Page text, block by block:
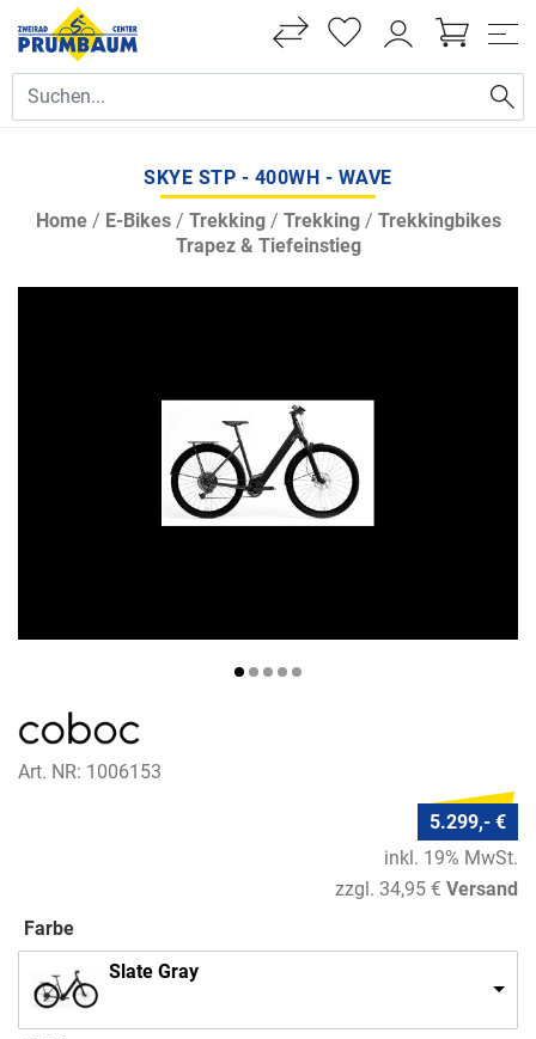
SKYE STP - 400WH - WAVE
Home/ E-Bikes/ Trekking/ Trekking/ Trekkingbikes
Trapez & Tiefeinstieg
Art. NR: 1006153
5.299,- €
inkl. 19% MwSt.
zzgl. 34,95 € Versand
Farbe
Slate Gray